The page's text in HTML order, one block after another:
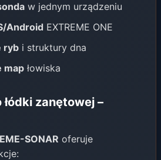
w jednym urządzeniu
Android EXTREME ONE
ryb i struktury dna
map łowiska
zanętowej –
SONAR oferuje